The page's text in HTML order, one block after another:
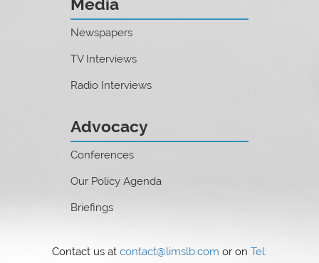
Media
Newspapers
TV Interviews
Radio Interviews
Advocacy
Conferences
Our Policy Agenda
Briefings
Contact us at contact@limslb.com or on Tel: